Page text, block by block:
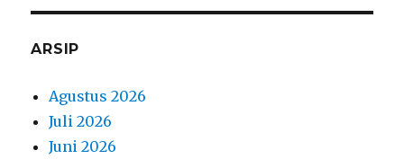
ARSIP
Agustus 2026
Juli 2026
Juni 2026